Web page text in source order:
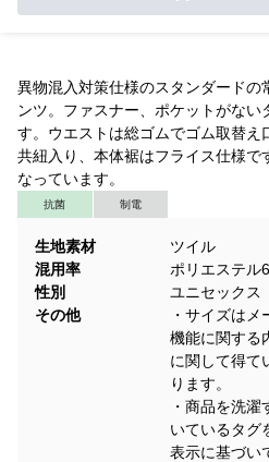
異物混入対策仕様のスタンダードの
ンツ。ファスナー、ポケットがない
す。ウエストは総ゴムでゴム取替え
共紐入り、本体裾はフライス仕様で
なっています。
抗菌 制電
生地素材
ツイル
混用率
ポリエステル
性別
ユニセックス
その他
・サイズはメ
機能に関する
に関して得て
ります。
・商品を洗
いているタグ
表示に基づい